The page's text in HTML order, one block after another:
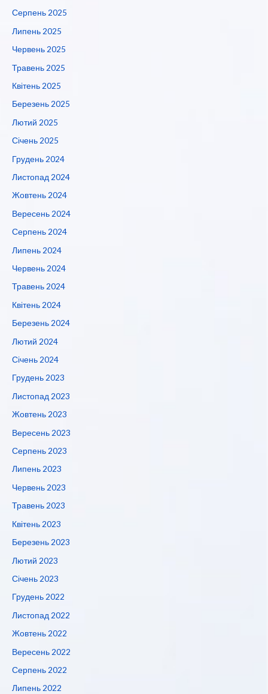
Серпень 2025
Липень 2025
Червень 2025
Травень 2025
Квітень 2025
Березень 2025
Лютий 2025
Січень 2025
Грудень 2024
Листопад 2024
Жовтень 2024
Вересень 2024
Серпень 2024
Липень 2024
Червень 2024
Травень 2024
Квітень 2024
Березень 2024
Лютий 2024
Січень 2024
Грудень 2023
Листопад 2023
Жовтень 2023
Вересень 2023
Серпень 2023
Липень 2023
Червень 2023
Травень 2023
Квітень 2023
Березень 2023
Лютий 2023
Січень 2023
Грудень 2022
Листопад 2022
Жовтень 2022
Вересень 2022
Серпень 2022
Липень 2022